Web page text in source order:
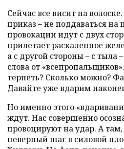
Сейчас все висит на
приказ – не поддаваться на
провокации идут с двух
прилетает раскаленное
а с другой стороны – с тыла
слова от
терпеть? Сколько можно?
Давайте уже вдарим
Но именно этого
ждут. Нас совершенно
провоцируют на удар. А
неверный шаг в силовой